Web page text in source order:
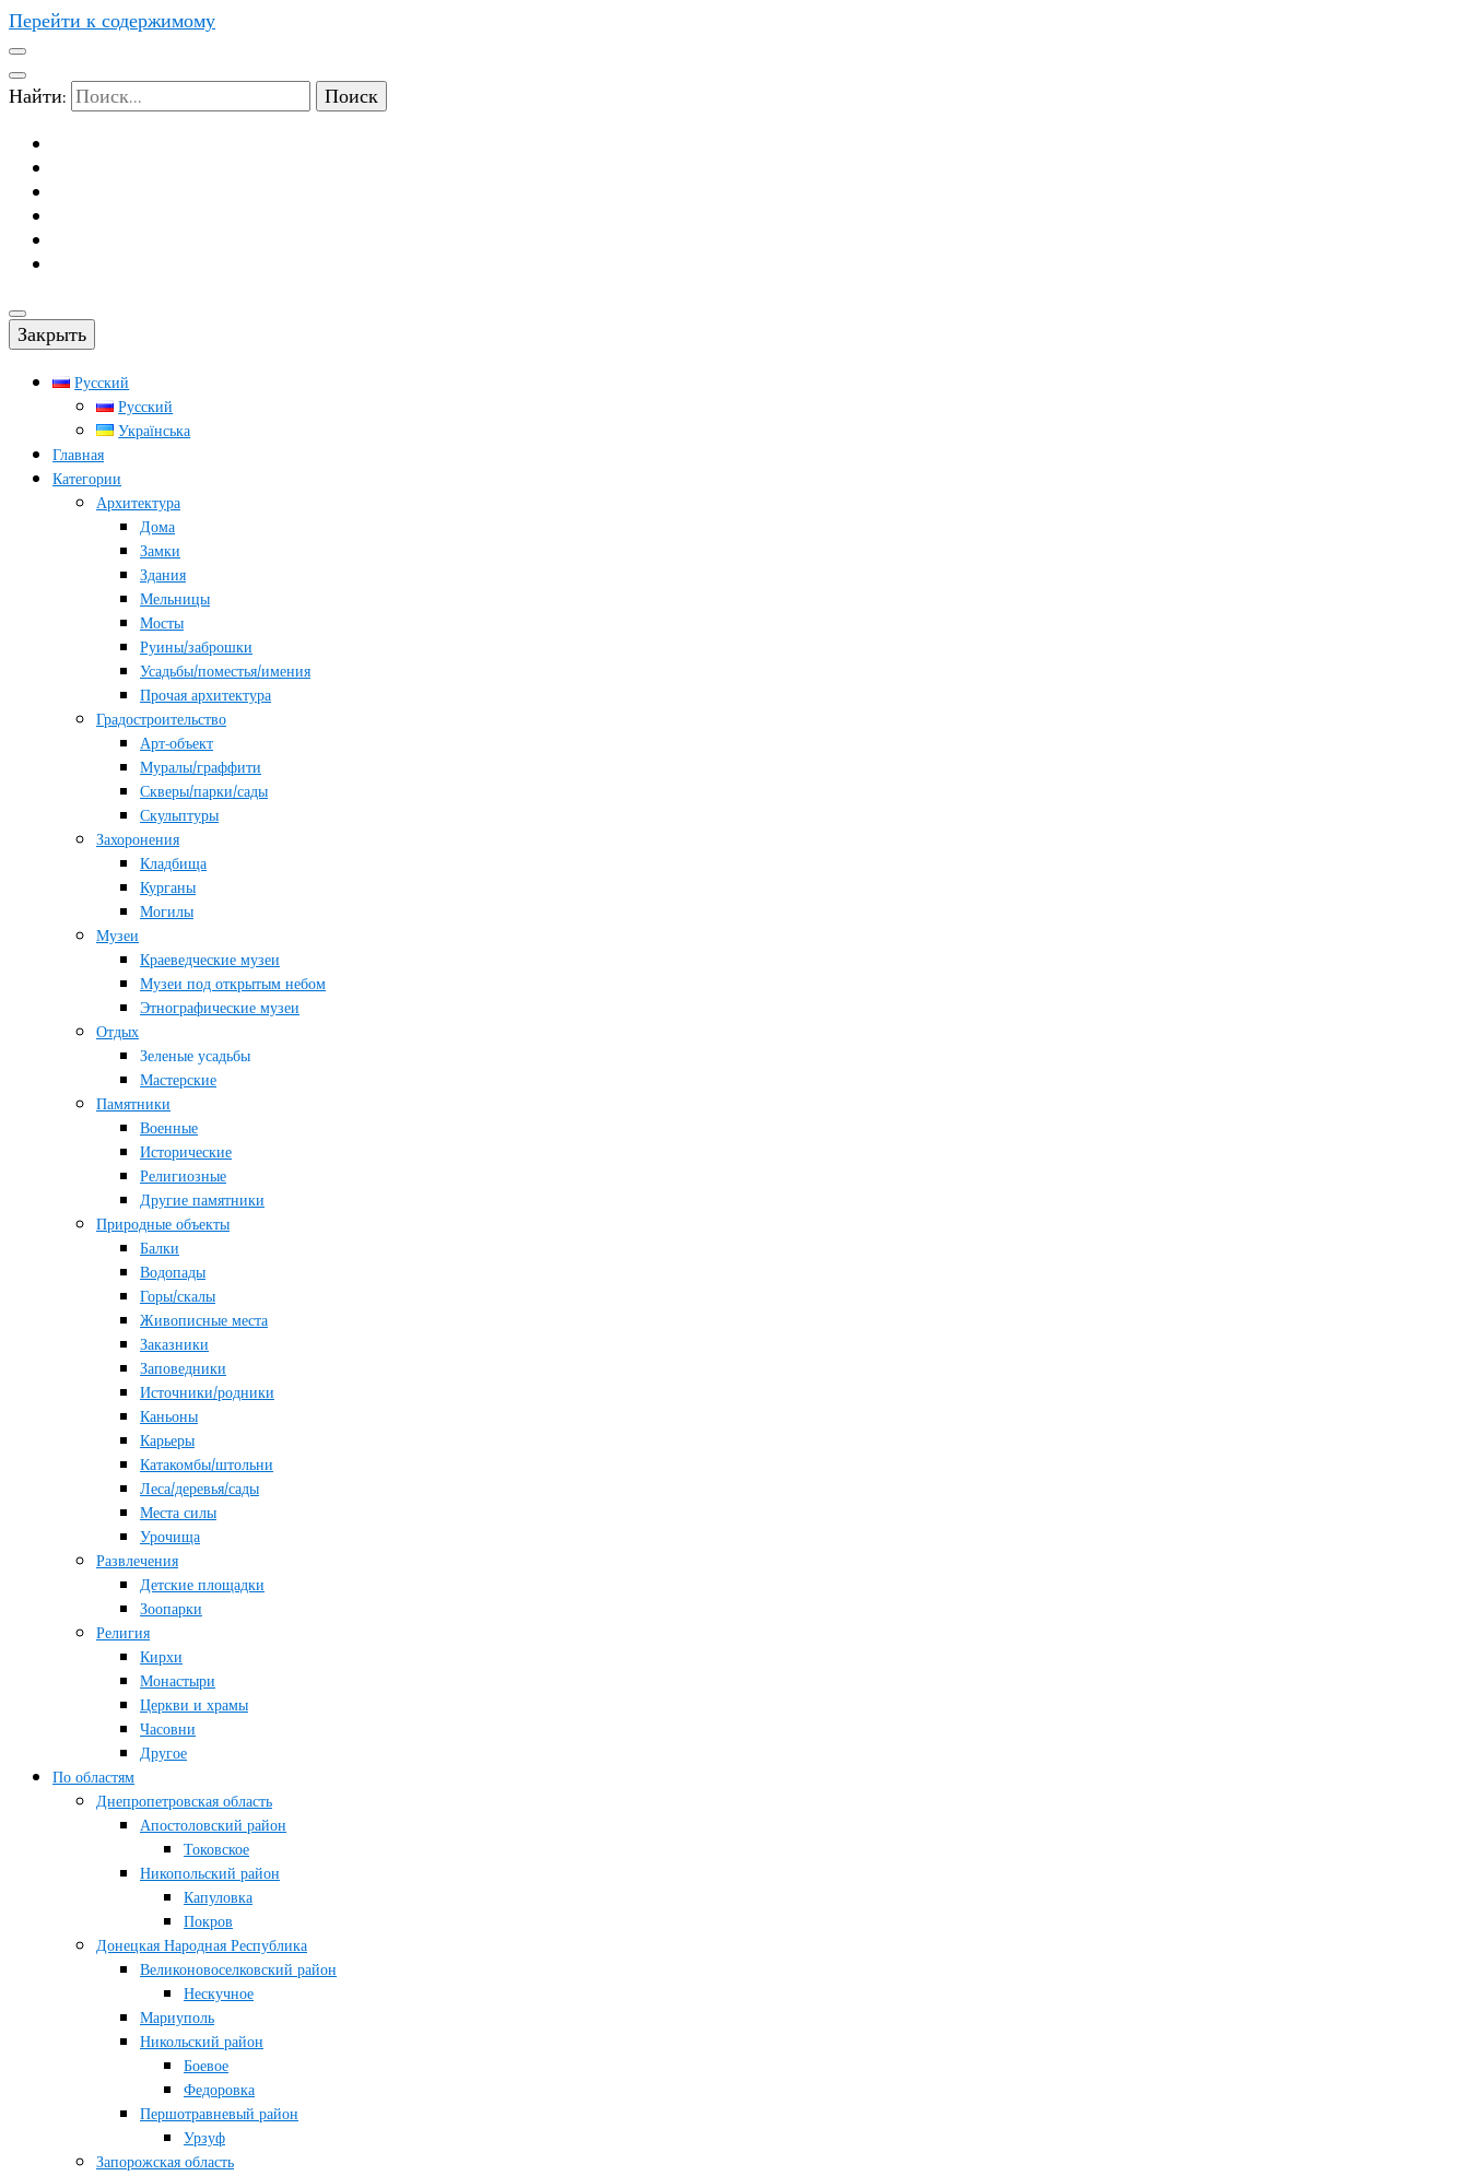
Перейти к содержимому
Найти:
Закрыть
Русский
Русский
Українська
Главная
Категории
Архитектура
Дома
Замки
Здания
Мельницы
Мосты
Руины/заброшки
Усадьбы/поместья/имения
Прочая архитектура
Градостроительство
Арт-объект
Муралы/граффити
Скверы/парки/сады
Скульптуры
Захоронения
Кладбища
Курганы
Могилы
Музеи
Краеведческие музеи
Музеи под открытым небом
Этнографические музеи
Отдых
Зеленые усадьбы
Мастерские
Памятники
Военные
Исторические
Религиозные
Другие памятники
Природные объекты
Балки
Водопады
Горы/скалы
Живописные места
Заказники
Заповедники
Источники/родники
Каньоны
Карьеры
Катакомбы/штольни
Леса/деревья/сады
Места силы
Урочища
Развлечения
Детские площадки
Зоопарки
Религия
Кирхи
Монастыри
Церкви и храмы
Часовни
Другое
По областям
Днепропетровская область
Апостоловский район
Токовское
Никопольский район
Капуловка
Покров
Донецкая Народная Республика
Великоновоселковский район
Нескучное
Мариуполь
Никольский район
Боевое
Федоровка
Першотравневый район
Урзуф
Запорожская область